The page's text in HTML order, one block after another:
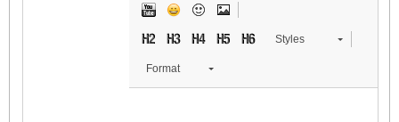
Styles
Format